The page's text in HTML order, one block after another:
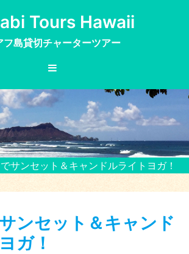
Tours Hawaii
フ島貸切チャーターツアー
サンセット＆キャンドルライトヨガ！
ンセット＆キャンド
ガ！